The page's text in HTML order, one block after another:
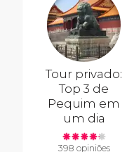
Tour privado:
Top 3 de
Pequim em
um dia
398 opiniões